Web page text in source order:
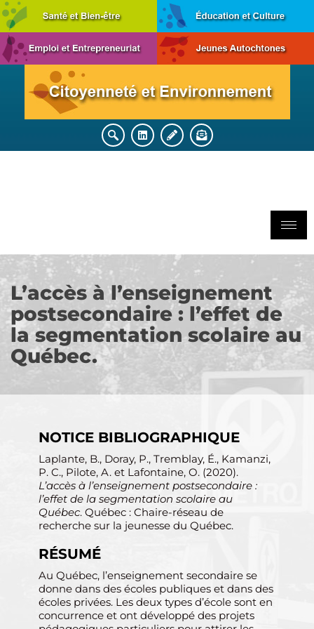
L’accès à l’enseignement
postsecondaire : l’effet de
la segmentation scolaire au
Québec.
NOTICE BIBLIOGRAPHIQUE
Laplante, B., Doray, P., Tremblay, É., Kamanzi,
P. C., Pilote, A. et Lafontaine, O. (2020).
L’accès à l’enseignement postsecondaire :
l’effet de la segmentation scolaire au
Québec. Québec : Chaire-réseau de
recherche sur la jeunesse du Québec.
RÉSUMÉ
Au Québec, l’enseignement secondaire se
donne dans des écoles publiques et dans des
écoles privées. Les deux types d’école sont en
concurrence et ont développé des projets